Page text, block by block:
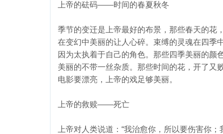
上帝的砝码——时间的春夏秋冬
季节的变迁是上帝最好的布景，那些春天的花
在变幻中美丽的让人心碎。束缚的灵魂在四季
因为太执着于自己的角色。那些四季美丽的颜
美丽的不带一丝杂质。那些时间的花，开了又
电影要漂亮，上帝的戏足够美丽。
上帝的救赎——死亡
上帝对人类说道：“我治愈你，所以要伤害你